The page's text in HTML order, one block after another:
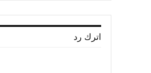
اترك رد